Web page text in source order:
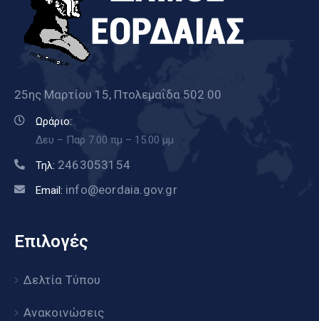
25ης Μαρτίου 15, Πτολεμαΐδα 502 00
Ωράριο:
Δευ – Παρ 7.00 πμ – 15.00 μμ
Τηλ: 2463053154
Email: info@eordaia.gov.gr
Επιλογές
Δελτία Τύπου
Ανακοινώσεις